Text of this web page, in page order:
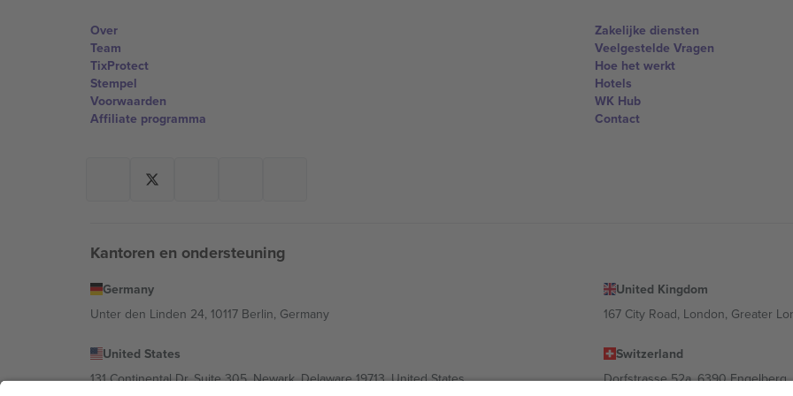
Over
Team
TixProtect
Stempel
Voorwaarden
Affiliate programma
Zakelijke diensten
Veelgestelde Vragen
Hoe het werkt
Hotels
WK Hub
Contact
Kantoren en ondersteuning
Germany
Unter den Linden 24, 10117 Berlin, Germany
United Kingdom
167 City Road, London, Greater
United States
131 Continental Dr, Suite 305, Newark, Delaware 19713, United States
Switzerland
Dorfstrasse 52a, 6390 Engelberg,